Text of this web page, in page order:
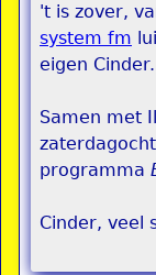
't is zover,
system fm
eigen
Samen met
programma
Cinder, veel